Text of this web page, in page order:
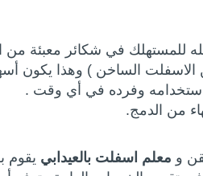
في شكائر معبئة من
من الدمج.
و معلم اسفلت بالعيدابي يقوم